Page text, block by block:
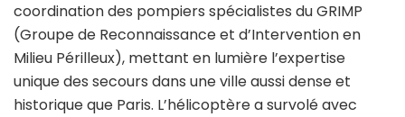
coordination des pompiers spécialistes du GRIMP
(Groupe de Reconnaissance et d’Intervention en
Milieu Périlleux), mettant en lumière l’expertise
unique des secours dans une ville aussi dense et
historique que Paris. L’hélicoptère a survolé avec